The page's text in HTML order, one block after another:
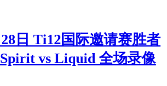
日 Ti12国际邀请赛胜者
vs Liquid 全场录像